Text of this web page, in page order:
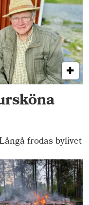
frodas bylivet